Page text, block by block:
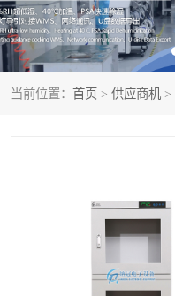
当前位置： 首页 > 供应商机 >
智能料架